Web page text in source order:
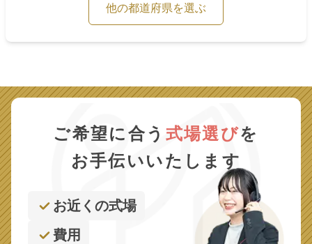
他の都道府県を選ぶ
ご希望に合う 式場選びを
お手伝いいたします
お近くの式場
費用